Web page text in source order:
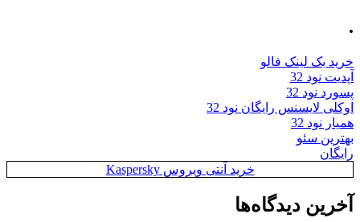
.
خرید بک لینک فالو
آپدیت نود 32
پسورد نود 32
اوکلی لایسنس رایگان نود 32
همیار نود 32
بهترین سئو
رایگان
خرید آنتی ویروس Kaspersky
آخرین دیدگاه‌ها